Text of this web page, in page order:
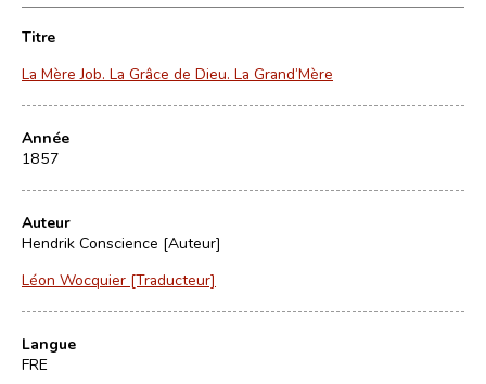
Titre
La Mère Job. La Grâce de Dieu. La Grand’Mère
Année
1857
Auteur
Hendrik Conscience [Auteur]
Léon Wocquier [Traducteur]
Langue
FRE